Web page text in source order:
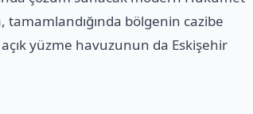
tamamlandığında bölgenin cazibe
yüzme havuzunun da Eskişehir